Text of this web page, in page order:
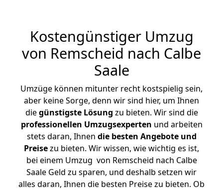
Kostengünstiger Umzug
von Remscheid nach Calbe
Saale
Umzüge können mitunter recht kostspielig sein,
aber keine Sorge, denn wir sind hier, um Ihnen
diegünstigste Lösung zu bieten. Wir sind die
professionellen Umzugsexperten und arbeiten
stets daran, Ihnen die besten Angebote und
Preisezu bieten. Wir wissen, wie wichtig es ist,
bei einem Umzug von Remscheid nach Calbe
Saale Geld zu sparen, und deshalb setzen wir
alles daran, Ihnen die besten Preise zu bieten. Ob